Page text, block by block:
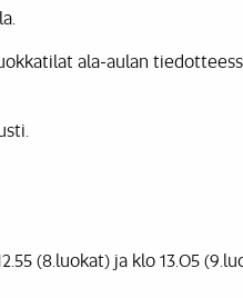
ala-aulan
(8.luokat) ja klo 13.05